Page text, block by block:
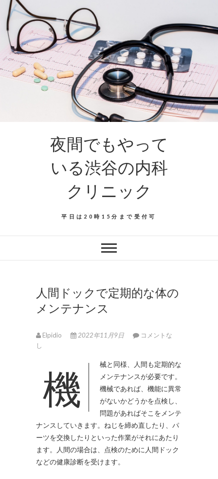
夜間でもやって
いる渋谷の内科
クリニック
平日は20時15分まで受付可
人間ドックで定期的な体の
メンテナンス
Elpidio 2022年11月9日
コメントな
し
機械と同様、人間も定期的な
メンテナンスが必要です。
機械であれば、機能に異常
がないかどうかを点検し、
問題があればそこをメンテ
ナンスしていきます。ねじを締め直したり、パ
ーツを交換したりといった作業がそれにあたり
ます。人間の場合は、点検のために人間ドック
などの健康診断を受けます。